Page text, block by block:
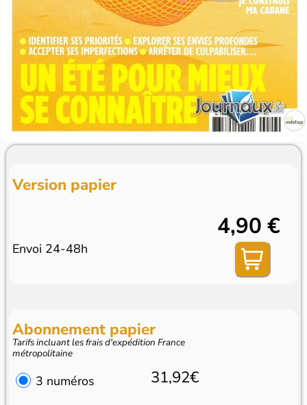
Version papier
Envoi 24-48h
4,90 €
Abonnement papier
Tarifs incluant les frais d'expédition France
métropolitaine
3 numéros 31,92€